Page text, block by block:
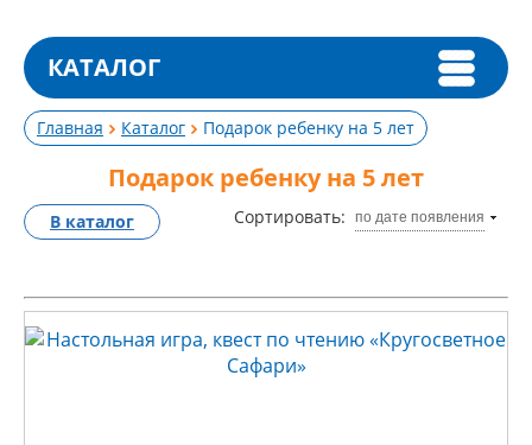
КАТАЛОГ
Главная Каталог Подарок ребенку на 5 лет
Подарок ребенку на 5 лет
Сортировать: по дате появления
В каталог